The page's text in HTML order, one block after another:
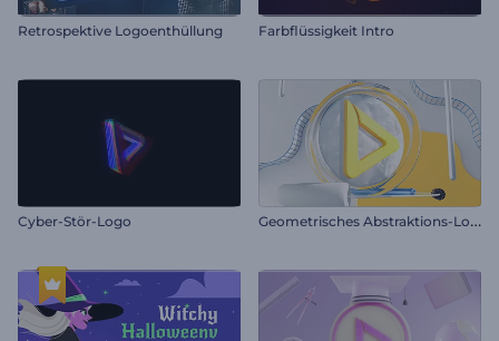
Retrospektive Logoenthüllung Farbflüssigkeit Intro
Cyber-Stör-Logo G
eometrisches Abstraktions-Logo